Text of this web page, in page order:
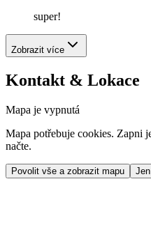
super!
Zobrazit více
Kontakt & Lokace
Mapa je vypnutá
Mapa potřebuje cookies. Zapni
načte.
Povolit vše a zobrazit mapu